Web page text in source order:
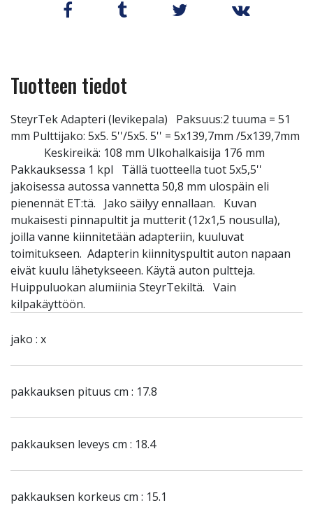
Tuotteen tiedot
SteyrTek Adapteri (levikepala) Paksuus:2 tuuma = 51
mm Pulttijako: 5x5. 5''/5x5. 5'' = 5x139,7mm /5x139,7mm
Keskireikä: 108 mm Ulkohalkaisija 176 mm
Pakkauksessa 1 kpl Tällä tuotteella tuot 5x5,5''
jakoisessa autossa vannetta 50,8 mm ulospäin eli
pienennät ET:tä. Jako säilyy ennallaan. Kuvan
mukaisesti pinnapultit ja mutterit (12x1,5 nousulla),
joilla vanne kiinnitetään adapteriin, kuuluvat
toimitukseen. Adapterin kiinnityspultit auton napaan
eivät kuulu lähetykseeen. Käytä auton pultteja.
Huippuluokan alumiinia SteyrTekiltä. Vain
kilpakäyttöön.
jako : x
pakkauksen pituus cm : 17.8
pakkauksen leveys cm : 18.4
pakkauksen korkeus cm : 15.1